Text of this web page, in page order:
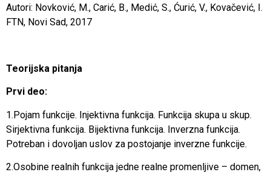
Autori: Novković, M., Carić, B., Medić, S., Ćurić, V., Kovačević, I.
FTN, Novi Sad, 2017
Teorijska pitanja
Prvi deo:
1.Pojam funkcije. Injektivna funkcija. Funkcija skupa u skup.
Sirjektivna funkcija. Bijektivna funkcija. Inverzna funkcija.
Potreban i dovoljan uslov za postojanje inverzne funkcije.
2.Osobine realnih funkcija jedne realne promenljive – domen,